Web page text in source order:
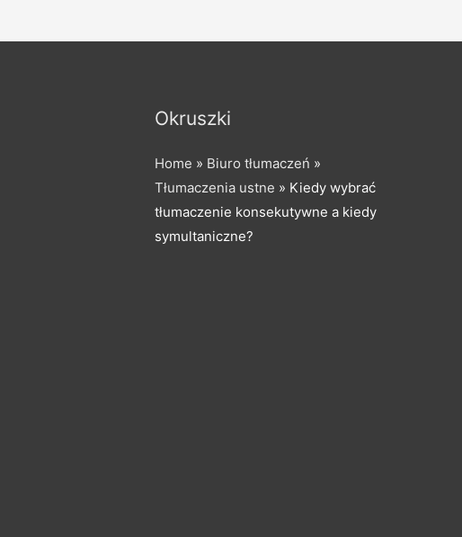
Okruszki
Home » Biuro tłumaczeń »
Tłumaczenia ustne » Kiedy wybrać
tłumaczenie konsekutywne a kiedy
symultaniczne?